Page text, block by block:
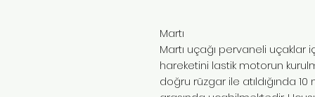
Martı
Martı uçağı pervaneli uçaklar
hareketini lastik motorun
doğru rüzgar ile atıldığında